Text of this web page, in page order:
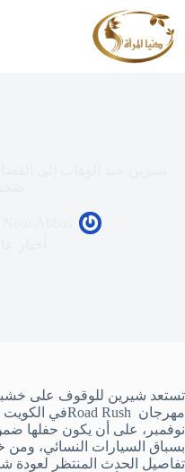
إلى
المحتوى
تستعد شيرين للوقوف على
نوفمبر، على أن يكون حفلها
بسباق السيارات النسائي،
تفاصيل الحدث المنتظر لعودة